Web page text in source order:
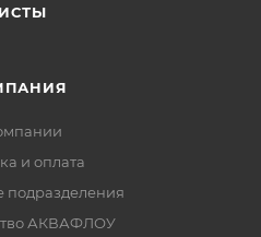
и оплата
подразделения
АКВАФЛОУ